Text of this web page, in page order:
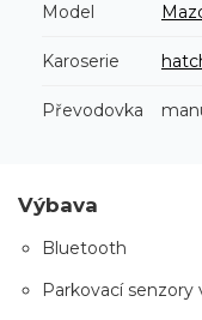
Model
Karoserie
Převodovka
Výbava
Bluetooth
Parkovací senzory